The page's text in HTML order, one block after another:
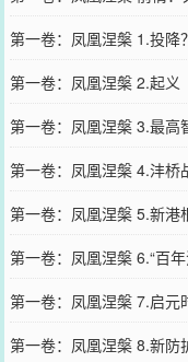
第一卷：凤凰涅槃 1.投降？
第一卷：凤凰涅槃 2.起义
第一卷：凤凰涅槃 3.最高
第一卷：凤凰涅槃 4.沣桥
第一卷：凤凰涅槃 5.新港
第一卷：凤凰涅槃 6.“百
第一卷：凤凰涅槃 7.启元
第一卷：凤凰涅槃 8.新防